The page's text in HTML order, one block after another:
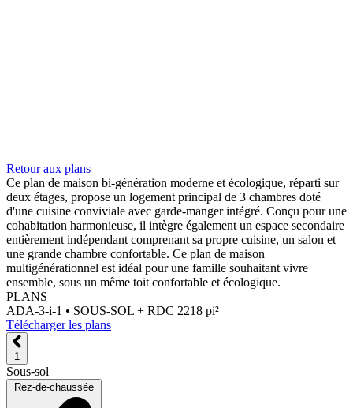
Retour aux plans
Ce plan de maison bi-génération moderne et écologique, réparti sur
deux étages, propose un logement principal de 3 chambres doté
d'une cuisine conviviale avec garde-manger intégré. Conçu pour une
cohabitation harmonieuse, il intègre également un espace secondaire
entièrement indépendant comprenant sa propre cuisine, un salon et
une grande chambre confortable. Ce plan de maison
multigénérationnel est idéal pour une famille souhaitant vivre
ensemble, sous un même toit confortable et écologique.
PLANS
ADA-3-i-1 • SOUS-SOL + RDC 2218 pi²
Télécharger les plans
1
Sous-sol
Rez-de-chaussée